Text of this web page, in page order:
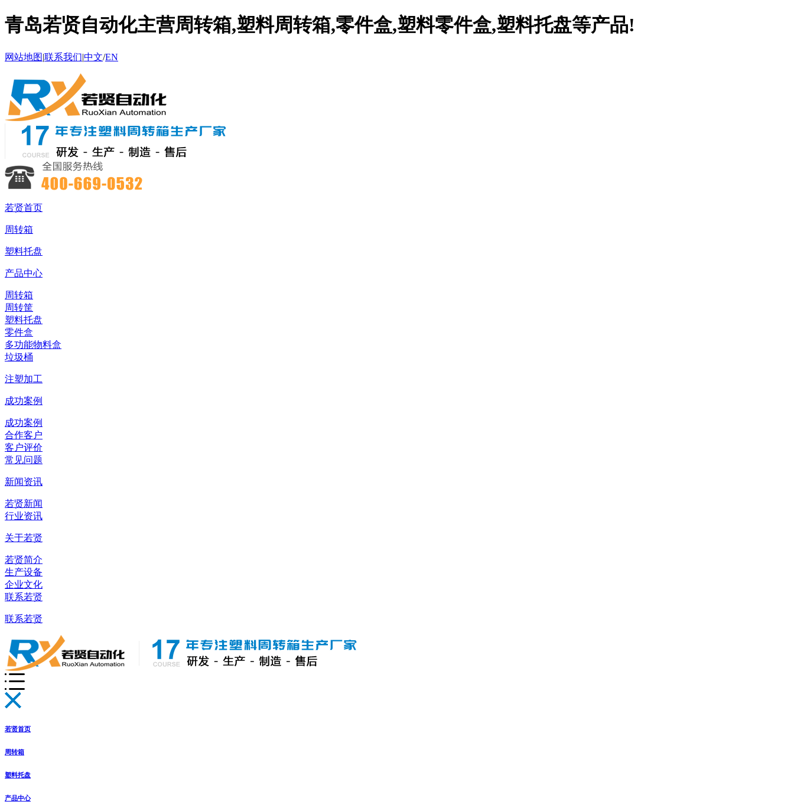
青岛若贤自动化主营周转箱,塑料周转箱,零件盒,塑料零件盒,塑料托盘等产品!
网站地图|联系我们|中文/EN
若贤首页
周转箱
塑料托盘
产品中心
周转箱
周转筐
塑料托盘
零件盒
多功能物料盒
垃圾桶
注塑加工
成功案例
成功案例
合作客户
客户评价
常见问题
新闻资讯
若贤新闻
行业资讯
关于若贤
若贤简介
生产设备
企业文化
联系若贤
联系若贤
若贤首页
周转箱
塑料托盘
产品中心